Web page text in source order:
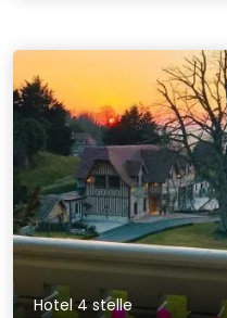
Hotel 4 stelle